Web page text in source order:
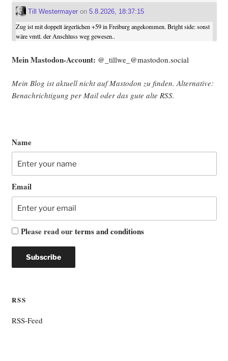
Till Westermayeron 5.8.2026, 18:37:15
Zug ist mit doppelt ärgerlichen +59 in Freiburg angekommen. Bright side: sonst
wäre vmtl. der Anschluss weg gewesen..
Mein Mast­o­don-Account: @_tillwe_@mastodon.social
Mein Blog ist aktu­ell nicht auf Mast­o­don zu fin­den. Alter­na­ti­ve:
Benach­rich­ti­gung per Mail oder das gute alte RSS.
Name
Email
Please read ourterms and conditions
RSS
RSS-Feed